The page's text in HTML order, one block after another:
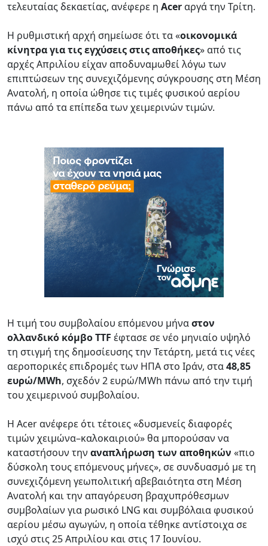
τελευταίας δεκαετίας, ανέφερε η Acerαργά την Τρίτη.
Η ρυθμιστική αρχή σημείωσε ότι τα «οικονομικά
κίνητρα για τις εγχύσεις στις αποθήκες» από τις
αρχές Απριλίου είχαν αποδυναμωθεί λόγω των
επιπτώσεων της συνεχιζόμενης σύγκρουσης στη Μέση
Ανατολή, η οποία ώθησε τις τιμές φυσικού αερίου
πάνω από τα επίπεδα των χειμερινών τιμών.
Η τιμή του συμβολαίου επόμενου μήναστον
ολλανδικό κόμβο TTF έφτασε σε νέο μηνιαίο υψηλό
τη στιγμή της δημοσίευσης την Τετάρτη, μετά τις νέες
αεροπορικές επιδρομές των ΗΠΑ στο Ιράν, στα48,85
ευρώ/MWh, σχεδόν 2 ευρώ/MWh πάνω από την τιμή
του χειμερινού συμβολαίου.
Η Acer ανέφερε ότι τέτοιες «δυσμενείς διαφορές
τιμών χειμώνα–καλοκαιριού» θα μπορούσαν να
καταστήσουν την αναπλήρωση των αποθηκών «πιο
δύσκολη τους επόμενους μήνες», σε συνδυασμό με τη
συνεχιζόμενη γεωπολιτική αβεβαιότητα στη Μέση
Ανατολή και την απαγόρευση βραχυπρόθεσμων
συμβολαίων για ρωσικό LNG και συμβόλαια φυσικού
αερίου μέσω αγωγών, η οποία τέθηκε αντίστοιχα σε
ισχύ στις 25 Απριλίου και στις 17 Ιουνίου.